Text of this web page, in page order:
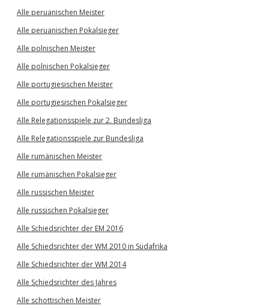
Alle peruanischen Meister
Alle peruanischen Pokalsieger
Alle polnischen Meister
Alle polnischen Pokalsieger
Alle portugiesischen Meister
Alle portugiesischen Pokalsieger
Alle Relegationsspiele zur 2. Bundesliga
Alle Relegationsspiele zur Bundesliga
Alle rumänischen Meister
Alle rumänischen Pokalsieger
Alle russischen Meister
Alle russischen Pokalsieger
Alle Schiedsrichter der EM 2016
Alle Schiedsrichter der WM 2010 in Südafrika
Alle Schiedsrichter der WM 2014
Alle Schiedsrichter des Jahres
Alle schottischen Meister